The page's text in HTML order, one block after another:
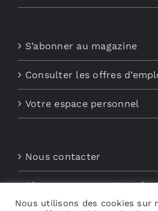
S’abonner au magazine
Consulter les offres
Votre espace personnel
Nous contacter
Abonnements aux
Nous utilisons des cookies sur